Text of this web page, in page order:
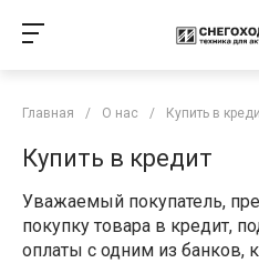
Главная / О нас / Купить в
Купить в кредит
Уважаемый покупатель,
покупку товара в кредит,
оплаты с одним из банков,